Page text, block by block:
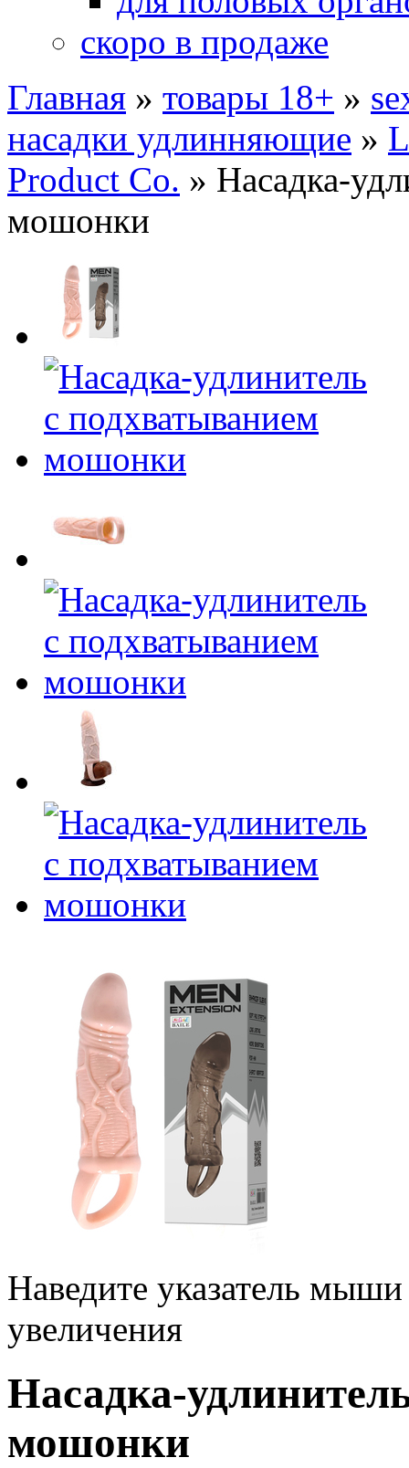
скоро в продаже
Главная » товары 18+ »
насадки удлинняющие »
Product Co. » Насадка-
мошонки
Наведите указатель
увеличения
Насадка-
мошонки